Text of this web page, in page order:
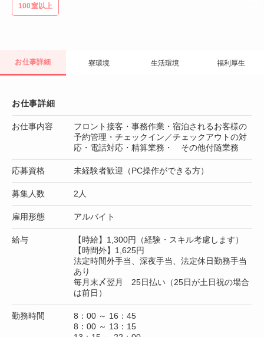
100室以上
お仕事詳細 寮環境 生活環境 福利厚生
お仕事詳細
お仕事内容
フロント接客・事務作業・宿泊されるお客様の
予約管理・チェックイン／チェックアウトの対
応・電話対応・精算業務・ その他付随業務
応募資格 未経験者歓迎（PC操作ができる方）
募集人数 2人
雇用形態 アルバイト
給与
【時給】1,300円（経験・スキル考慮します）
【時間外】1,625円
法定時間外手当、深夜手当、法定休日勤務手当
あり
毎月末〆翌月 25日払い（25日が土日祝の場合
は前日）
勤務時間
8：00 ～ 16：45
8：00 ～ 13：15